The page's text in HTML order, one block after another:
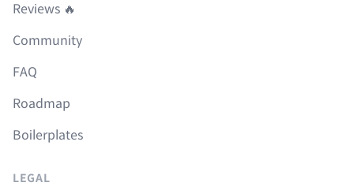
Reviews 🔥
Community
FAQ
Roadmap
Boilerplates
LEGAL